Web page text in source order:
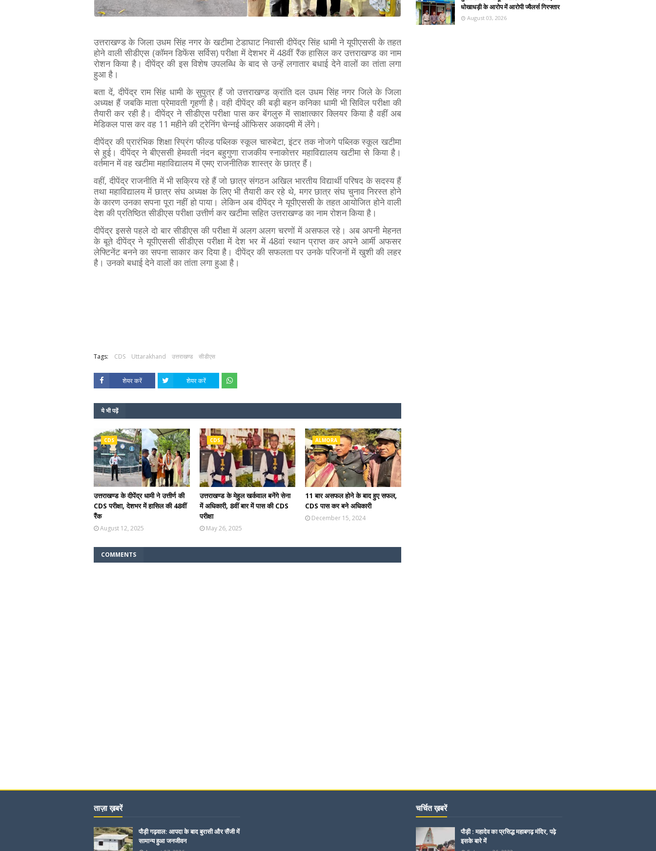
उत्तराखण्ड के जिला उधम सिंह नगर के खटीमा टेडाघाट निवासी दीपेंद्र सिंह धामी ने यूपीएससी के तहत
होने वाली सीडीएस (कॉमन डिफेंस सर्विस) परीक्षा में देशभर में 48वीं रैंक हासिल कर उत्तराखण्ड का नाम
रोशन किया है। दीपेंद्र की इस विशेष उपलब्धि के बाद से उन्हें लगातार बधाई देने वालों का तांता लगा
हुआ है।
बता दें, दीपेंद्र राम सिंह धामी के सुपुत्र हैं जो उत्तराखण्ड क्रांति दल उधम सिंह नगर जिले के जिला
अध्यक्ष हैं जबकि माता प्रेमावती गृहणी है। वही दीपेंद्र की बड़ी बहन कनिका धामी भी सिविल परीक्षा की
तैयारी कर रही है। दीपेंद्र ने सीडीएस परीक्षा पास कर बेंगलुरु में साक्षात्कार क्लियर किया है वहीं अब
मेडिकल पास कर वह 11 महीने की ट्रेनिंग चेन्नई ऑफिसर अकादमी में लेंगे।
दीपेंद्र की प्रारंभिक शिक्षा स्प्रिंग फील्ड पब्लिक स्कूल चारुबेटा, इंटर तक नोजगे पब्लिक स्कूल खटीमा
से हुई। दीपेंद्र ने बीएससी हेमवती नंदन बहुगुणा राजकीय स्नाकोत्तर महाविद्यालय खटीमा से किया है।
वर्तमान में वह खटीमा महाविद्यालय में एमए राजनीतिक शास्त्र के छात्र हैं।
वहीं, दीपेंद्र राजनीति में भी सक्रिय रहे हैं जो छात्र संगठन अखिल भारतीय विद्यार्थी परिषद के सदस्य हैं
तथा महाविद्यालय में छात्र संघ अध्यक्ष के लिए भी तैयारी कर रहे थे, मगर छात्र संघ चुनाव निरस्त होने
के कारण उनका सपना पूरा नहीं हो पाया। लेकिन अब दीपेंद्र ने यूपीएससी के तहत आयोजित होने वाली
देश की प्रतिष्ठित सीडीएस परीक्षा उत्तीर्ण कर खटीमा सहित उत्तराखण्ड का नाम रोशन किया है।
दीपेंद्र इससे पहले दो बार सीडीएस की परीक्षा में अलग अलग चरणों में असफल रहे। अब अपनी मेहनत
के बूते दीपेंद्र ने यूपीएससी सीडीएस परीक्षा में देश भर में 48वां स्थान प्राप्त कर अपने आर्मी अफसर
लेफ्टिनेंट बनने का सपना साकार कर दिया है। दीपेंद्र की सफलता पर उनके परिजनों में खुशी की लहर
है। उनको बधाई देने वालों का तांता लगा हुआ है।
Tags: CDS Uttarakhand उत्तराखण्ड सीडीएस
शेयर करें शेयर करें
ये भी पढ़ें
CDS
उत्तराखण्ड के दीपेंद्र धामी ने उत्तीर्ण की
CDS परीक्षा, देशभर में हासिल की 48वीं
रैंक
August 12, 2025
CDS
उत्तराखण्ड के मेहुल खर्कवाल बनेंगे सेना
में अधिकारी, 8वीं बार में पास की CDS
परीक्षा
May 26, 2025
ALMORA
11 बार असफल होने के बाद हुए सफल,
CDS पास कर बने अधिकारी
December 15, 2024
COMMENTS
धोखाधड़ी के आरोप में आरोपी ज्वैलर्स गिरफ्तार
August 03, 2026
ताज़ा ख़बरें
पौड़ी गढ़वाल: आपदा के बाद बुरासी और सैंजी में
सामान्य हुआ जनजीवन
चर्चित ख़बरें
पौड़ी : महादेव का प्रसिद्ध महाबगढ़ मंदिर, पढ़े
इसके बारे में